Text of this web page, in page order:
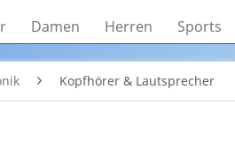
Damen Herren Sports
Kopfhörer & Lautsprecher